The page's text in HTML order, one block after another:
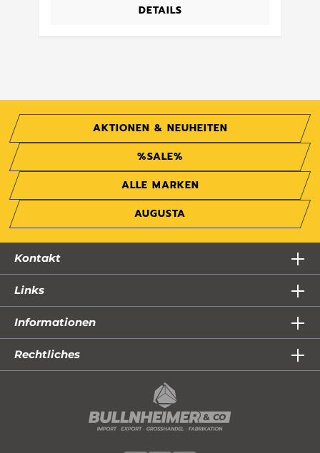
DETAILS
AKTIONEN & NEUHEITEN
%SALE%
ALLE MARKEN
AUGUSTA
Kontakt
Links
Informationen
Rechtliches